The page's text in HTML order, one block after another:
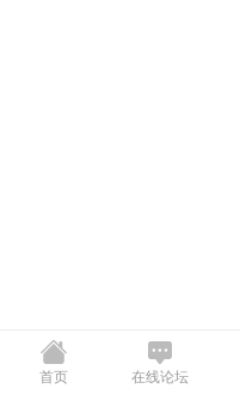
首页 在线论坛